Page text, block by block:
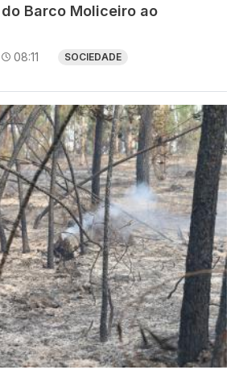
Barco Moliceiro ao
08:11 SOCIEDADE